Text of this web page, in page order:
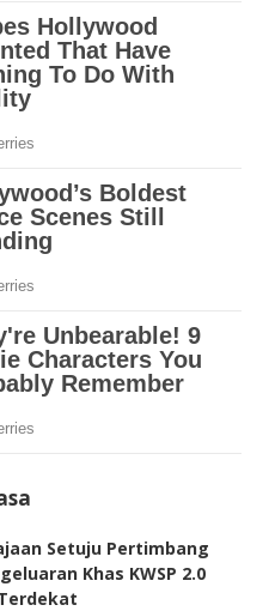
Setuju Pertimbang
Khas KWSP 2.0